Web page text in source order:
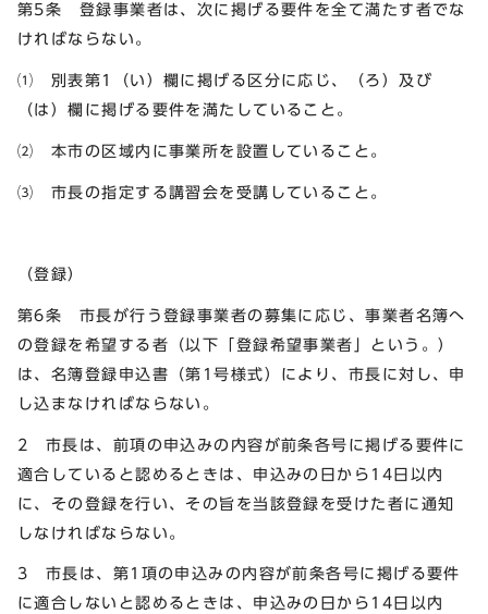
第5条 登録事業者は、次に掲げる要件を全て満たす者でな
ければならない。
⑴ 別表第1（い）欄に掲げる区分に応じ、（ろ）及び
（は）欄に掲げる要件を満たしていること。
⑵ 本市の区域内に事業所を設置していること。
⑶ 市長の指定する講習会を受講していること。
（登録）
第6条 市長が行う登録事業者の募集に応じ、事業者名簿へ
の登録を希望する者（以下「登録希望事業者」という。）
は、名簿登録申込書（第1号様式）により、市長に対し、申
し込まなければならない。
2 市長は、前項の申込みの内容が前条各号に掲げる要件に
適合していると認めるときは、申込みの日から14日以内
に、その登録を行い、その旨を当該登録を受けた者に通知
しなければならない。
3 市長は、第1項の申込みの内容が前条各号に掲げる要件
に適合しないと認めるときは、申込みの日から14日以内